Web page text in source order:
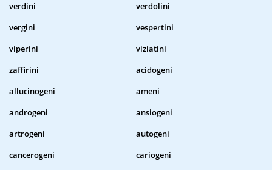
verdini
verdolini
vergini
vespertini
viperini
viziatini
zaffirini
acidogeni
allucinogeni
ameni
androgeni
ansiogeni
artrogeni
autogeni
cancerogeni
cariogeni